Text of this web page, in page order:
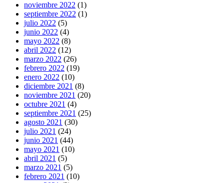
noviembre 2022 (1)
septiembre 2022 (1)
julio 2022 (5)
junio 2022 (4)
mayo 2022 (8)
abril 2022 (12)
marzo 2022 (26)
febrero 2022 (19)
enero 2022 (10)
diciembre 2021 (8)
noviembre 2021 (20)
octubre 2021 (4)
septiembre 2021 (25)
agosto 2021 (30)
julio 2021 (24)
junio 2021 (44)
mayo 2021 (10)
abril 2021 (5)
marzo 2021 (5)
febrero 2021 (10)